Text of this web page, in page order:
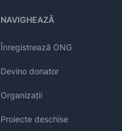
NAVIGHEAZĂ
Înregistrează ONG
Devino donator
Organizații
Proiecte deschise